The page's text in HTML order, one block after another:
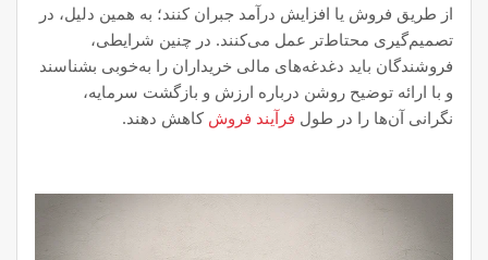
از طریق فروش یا افزایش درآمد جبران کنند؛ به همین دلیل، در
تصمیم‌گیری محتاط‌تر عمل می‌کنند. در چنین شرایطی،
فروشندگان باید دغدغه‌های مالی خریداران را به‌خوبی بشناسند
و با ارائه توضیح روشن درباره ارزش و بازگشت سرمایه،
نگرانی آن‌ها را در طول فرآیند فروش کاهش دهند.